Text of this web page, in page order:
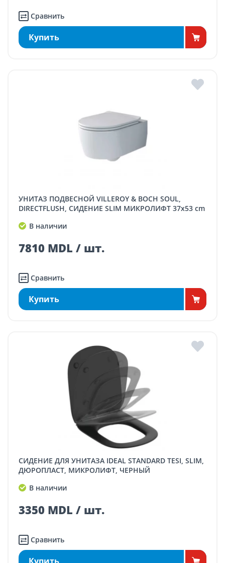
Сравнить
Купить
УНИТАЗ ПОДВЕСНОЙ VILLEROY & BOCH SOUL,
DIRECTFLUSH, СИДЕНИЕ SLIM МИКРОЛИФТ 37x53 cm
В наличии
7810 MDL / шт.
Сравнить
Купить
СИДЕНИЕ ДЛЯ УНИТАЗА IDEAL STANDARD TESI, SLIM,
ДЮРОПЛАСТ, МИКРОЛИФТ, ЧЕРНЫЙ
В наличии
3350 MDL / шт.
Сравнить